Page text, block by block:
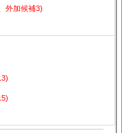
外加候補3)